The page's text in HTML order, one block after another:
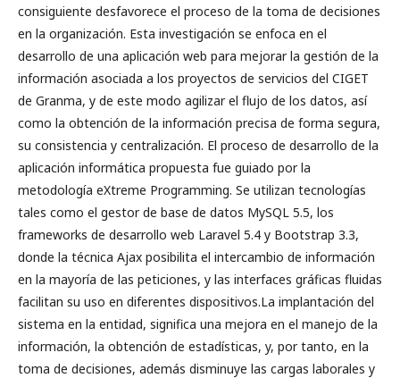
consiguiente desfavorece el proceso de la toma de decisiones
en la organización. Esta investigación se enfoca en el
desarrollo de una aplicación web para mejorar la gestión de la
información asociada a los proyectos de servicios del CIGET
de Granma, y de este modo agilizar el flujo de los datos, así
como la obtención de la información precisa de forma segura,
su consistencia y centralización. El proceso de desarrollo de la
aplicación informática propuesta fue guiado por la
metodología eXtreme Programming. Se utilizan tecnologías
tales como el gestor de base de datos MySQL 5.5, los
frameworks de desarrollo web Laravel 5.4 y Bootstrap 3.3,
donde la técnica Ajax posibilita el intercambio de información
en la mayoría de las peticiones, y las interfaces gráficas fluidas
facilitan su uso en diferentes dispositivos.La implantación del
sistema en la entidad, significa una mejora en el manejo de la
información, la obtención de estadísticas, y, por tanto, en la
toma de decisiones, además disminuye las cargas laborales y